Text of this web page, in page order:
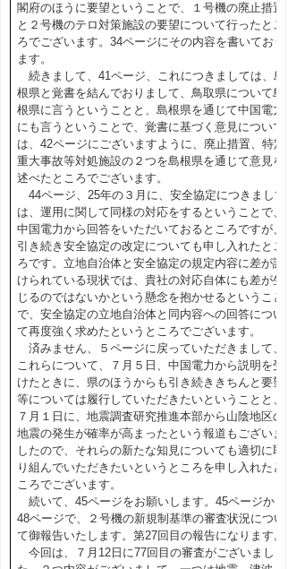
閣府のほうに要望ということで、１号機の廃止措置
と２号機のテロ対策施設の要望について行ったとこ
ろでございます。34ページにその内容を書いており
ます。
続きまして、41ページ、これにつきましては、島
根県と覚書を結んでおりまして、鳥取県について島
根県に言うということと、島根県を通じて中国電力
にも言うということで、覚書に基づく意見について
は、42ページにございますように、廃止措置、特定
重大事故等対処施設の２つを島根県を通じて意見を
述べたところでございます。
44ページ、25年の３月に、安全協定につきまして
は、運用に関して同様の対応をするということで、
中国電力から回答をいただいておるところですが、
引き続き安全協定の改定についても申し入れたとこ
ろです。立地自治体と安全協定の規定内容に差が設
けられている現状では、貴社の対応自体にも差が生
じるのではないかという懸念を抱かせるということ
で、安全協定の立地自治体と同内容への回答につい
て再度強く求めたというところでございます。
済みません、５ページに戻っていただきまして、
これらについて、７月５日、中国電力から説明を受
けたときに、県のほうからも引き続ききちんと要望
等については履行していただきたいということと、
７月１日に、地震調査研究推進本部から山陰地区の
地震の発生が確率が高まったという報道もございま
したので、それらの新たな知見についても適切に取
り組んでいただきたいというところを申し入れたと
ころでございます。
続いて、45ページをお願いします。45ページから
48ページで、２号機の新規制基準の審査状況につい
て御報告いたします。第27回目の報告になります。
今回は、７月12日に77回目の審査がございまし